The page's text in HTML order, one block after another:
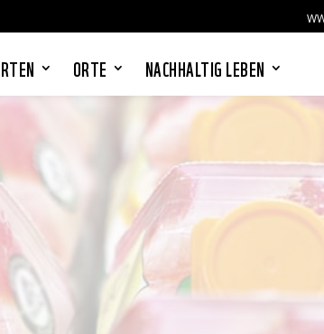
ORTE NACHHALTIG LEBEN
PANDAS LIEBEN
AUCH!
Cookies helfen unser Angebot
nutzerfreundlich zu
Website. Infos dazu findest
Datenschutzerklärung.